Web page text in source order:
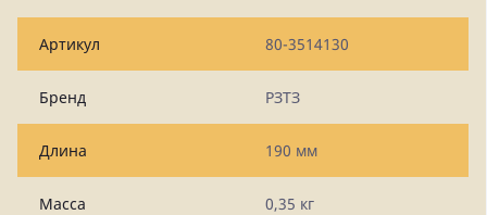
Артикул 80-3514130
Бренд РЗТЗ
Длина 190 мм
Масса 0,35 кг